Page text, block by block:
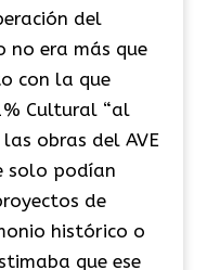
del
no era más que
con la que
Cultural “al
obras del AVE
solo podían
de
histórico o
que ese